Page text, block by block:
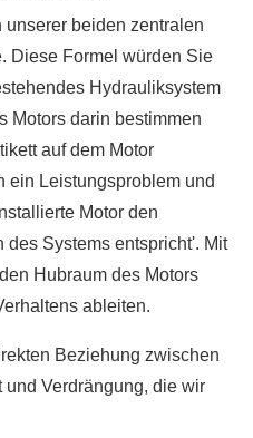
unserer beiden zentralen
Diese Formel würden Sie
Hydrauliksystem
Motors darin bestimmen
auf dem Motor
ein Leistungsproblem und
Motor den
des Systems entspricht'. Mit
Hubraum des Motors
ableiten.
Beziehung zwischen
Verdrängung, die wir